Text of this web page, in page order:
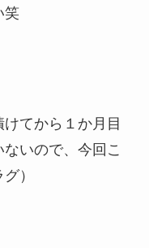
笑
てから１か月目
いので、今回こ
）